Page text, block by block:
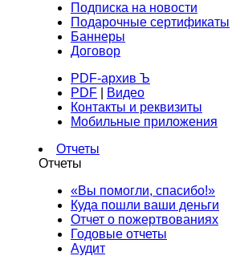
Подписка на новости
Подарочные сертификаты
Баннеры
Договор
PDF-архив Ъ
PDF
Видео
Контакты и реквизиты
Мобильные приложения
Отчеты
Отчеты
«Вы помогли, спасибо!»
Куда пошли ваши деньги
Отчет о пожертвованиях
Годовые отчеты
Аудит